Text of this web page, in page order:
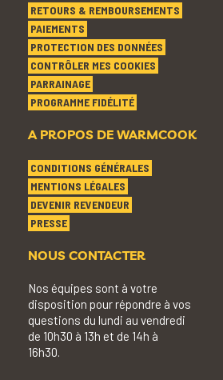
RETOURS & REMBOURSEMENTS
PAIEMENTS
PROTECTION DES DONNÉES
CONTRÔLER MES COOKIES
PARRAINAGE
PROGRAMME FIDÉLITÉ
A PROPOS DE WARMCOOK
CONDITIONS GÉNÉRALES
MENTIONS LÉGALES
DEVENIR REVENDEUR
PRESSE
NOUS CONTACTER
Nos équipes sont à votre
disposition pour répondre à vos
questions du lundi au vendredi
de 10h30 à 13h et de 14h à
16h30.